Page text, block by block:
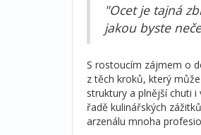
"Ocet je tajná
jakou byste
S rostoucím zájmem o
z těch kroků, který
struktury a plnější chuti
řadě kulinářských
arzenálu mnoha